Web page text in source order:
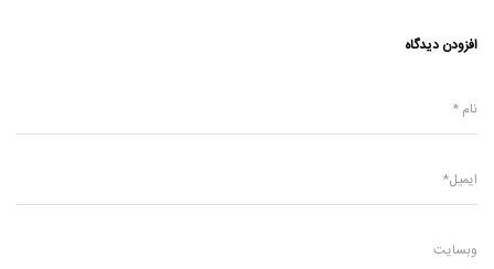
افزودن دیدگاه